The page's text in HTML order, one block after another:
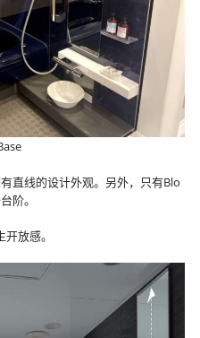
直线的设计外观。另外，只有Blo
阶。
放感。